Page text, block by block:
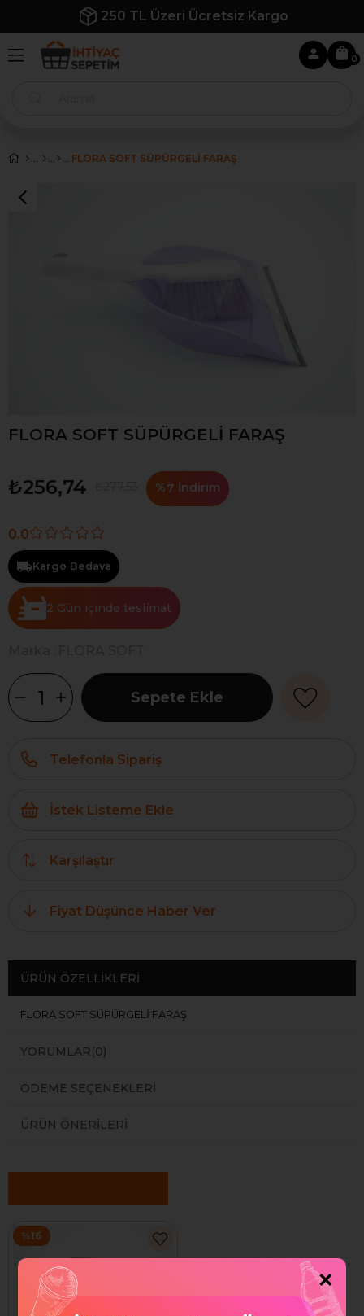
250 TL Üzeri Ücretsiz Kargo
0
FLORA SOFT SÜPÜRGELİ FARAŞ
FLORA SOFT SÜPÜRGELİ FARAŞ
₺256,74 %7 İndirim
0.0
Kargo Bedava
2 Gün
Telefonla Sipariş
İstek Listeme Ekle
Karşılaştır
Fiyat Düşünce Haber Ver
ÜRÜN ÖZELLIKLERI
FLORA SOFT SÜPÜRGELİ FARAŞ
YORUMLAR(0)
ÖDEME SEÇENEKLERI
ÜRÜN ÖNERILERI
%16
×